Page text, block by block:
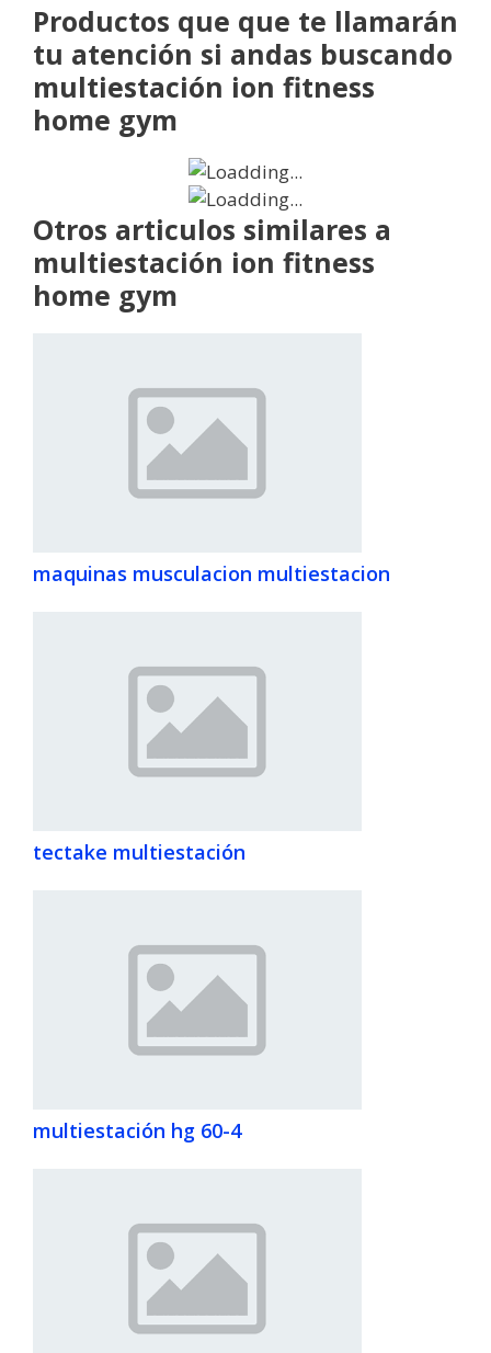
Productos que que te llamarán
tu atención si andas buscando
multiestación ion fitness
home gym
Otros articulos similares a
multiestación ion fitness
home gym
maquinas musculacion multiestacion
tectake multiestación
multiestación hg 60-4